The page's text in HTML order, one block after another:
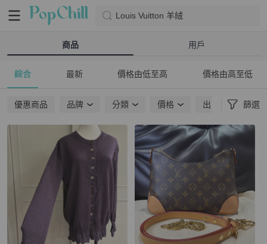
Louis Vuitton 羊絨
商品 用戶
綜合 最新 價格由低至高 價格由高至低
優惠商品 品牌 分類 價格 出貨地點 篩選